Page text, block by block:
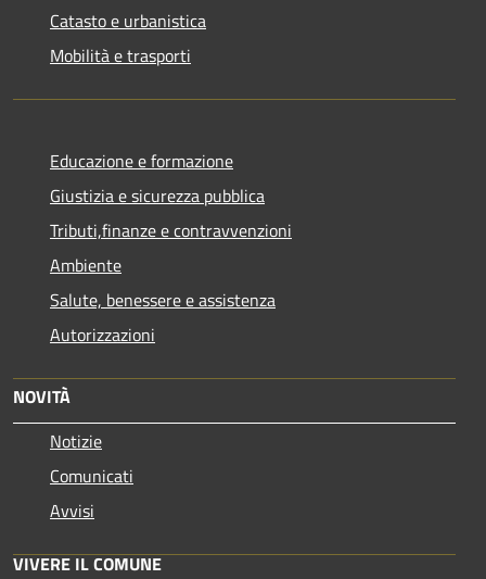
Catasto e urbanistica
Mobilità e trasporti
Educazione e formazione
Giustizia e sicurezza pubblica
Tributi,finanze e contravvenzioni
Ambiente
Salute, benessere e assistenza
Autorizzazioni
NOVITÀ
Notizie
Comunicati
Avvisi
VIVERE IL COMUNE